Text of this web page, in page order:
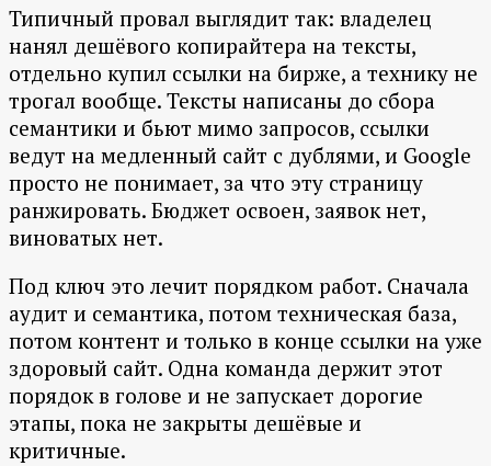
Типичный провал выглядит так: владелец
нанял дешёвого копирайтера на тексты,
отдельно купил ссылки на бирже, а технику не
трогал вообще. Тексты написаны до сбора
семантики и бьют мимо запросов, ссылки
ведут на медленный сайт с дублями, и Google
просто не понимает, за что эту страницу
ранжировать. Бюджет освоен, заявок нет,
виноватых нет.
Под ключ это лечит порядком работ. Сначала
аудит и семантика, потом техническая база,
потом контент и только в конце ссылки на уже
здоровый сайт. Одна команда держит этот
порядок в голове и не запускает дорогие
этапы, пока не закрыты дешёвые и
критичные.